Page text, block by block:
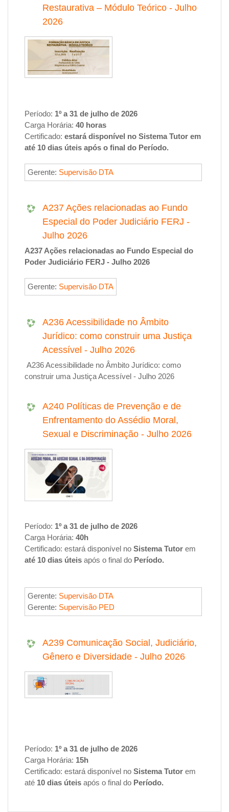
Restaurativa – Módulo Teórico - Julho
2026
Período: 1º a 31 de julho de 2026
Carga Horária: 40 horas
Certificado: estará disponível no Sistema Tutor em
até 10 dias úteis após o final do Período.
Gerente: Supervisão DTA
A237 Ações relacionadas ao Fundo
Especial do Poder Judiciário FERJ -
Julho 2026
A237 Ações relacionadas ao Fundo Especial do
Poder Judiciário FERJ - Julho 2026
Gerente: Supervisão DTA
A236 Acessibilidade no Âmbito
Jurídico: como construir uma Justiça
Acessível - Julho 2026
A236 Acessibilidade no Âmbito Jurídico: como
construir uma Justiça Acessível - Julho 2026
A240 Políticas de Prevenção e de
Enfrentamento do Assédio Moral,
Sexual e Discriminação - Julho 2026
Período: 1º a 31 de julho de 2026
Carga Horária: 40h
Certificado: estará disponível no Sistema Tutor em
até 10 dias úteis após o final do Período.
Gerente: Supervisão DTA
Gerente: Supervisão PED
A239 Comunicação Social, Judiciário,
Gênero e Diversidade - Julho 2026
Período: 1ºa 31 de julho de 2026
Carga Horária: 15h
Certificado: estará disponível no Sistema Tutor em
até 10 dias úteis após o final do Período.